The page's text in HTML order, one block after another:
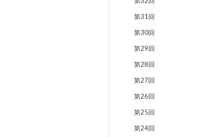
第31回
第30回
第29回
第28回
第27回
第26回
第25回
第24回